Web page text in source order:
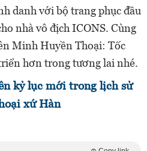
danh với bộ trang phục đầu
nhà vô địch ICONS. Cùng
Minh Huyền Thoại: Tốc
hơn trong tương lai nhé.
kỷ lục mới trong lịch sử
xứ Hàn